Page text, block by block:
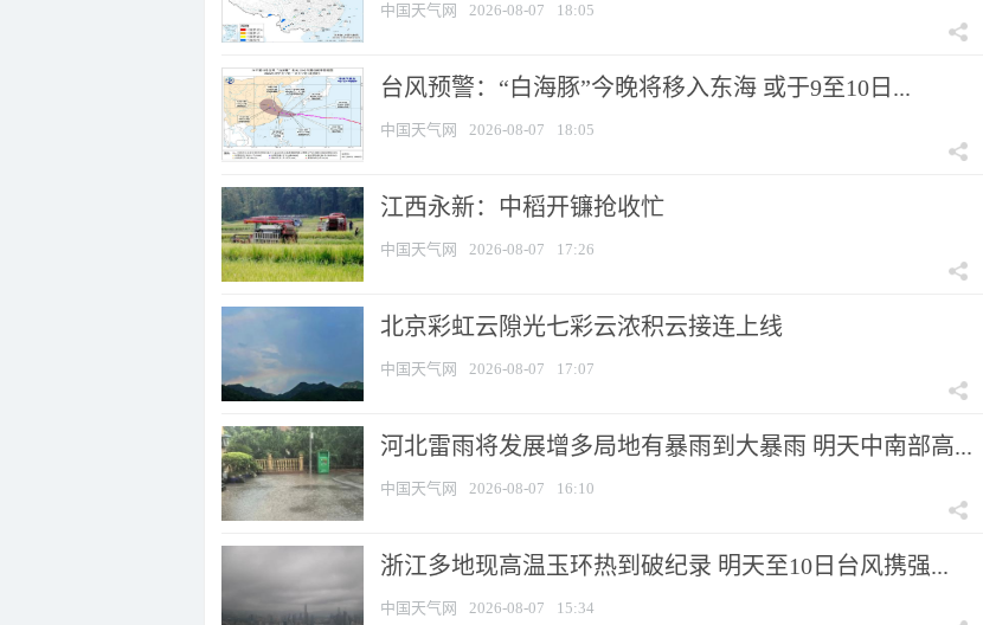
中国天气网 2026-08-07 18:05
台风预警：“白海豚”今晚将移入东海 或于9至10日...
中国天气网 2026-08-07 18:05
江西永新：中稻开镰抢收忙
中国天气网 2026-08-07 17:26
北京彩虹云隙光七彩云浓积云接连上线
中国天气网 2026-08-07 17:07
河北雷雨将发展增多局地有暴雨到大暴雨 明天中南部高...
中国天气网 2026-08-07 16:10
浙江多地现高温玉环热到破纪录 明天至10日台风携强...
中国天气网 2026-08-07 15:34